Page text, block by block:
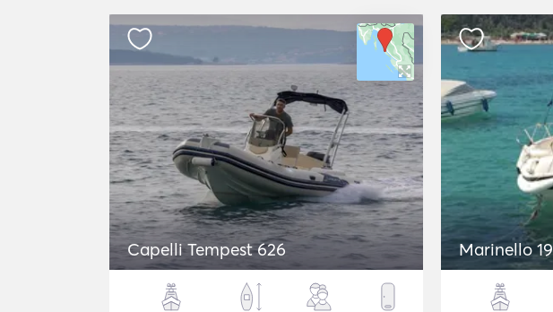
Capelli Tempest 626 Marinello 19